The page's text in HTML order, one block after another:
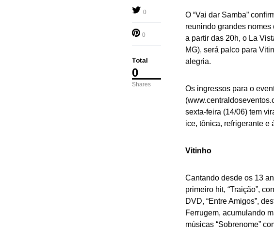
Total
0
Shares
0
0
O “Vai dar Samba”
reunindo grandes
a partir das 20h, o La
MG), será palco para
alegria.
Os ingressos para o
(
sexta-feira (14/06) tem
ice, tônica, refrigerante e
Vitinho
Cantando desde os 13
primeiro hit, “Traição”,
DVD, “Entre Amigos”,
Ferrugem, acumulando
músicas “Sobrenome”